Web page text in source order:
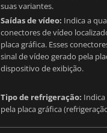
suas variantes.
Saídas de vídeo: Indica a
conectores de vídeo
placa gráfica. Esses
sinal de vídeo gerado pela
dispositivo de exibição.
Tipo de refrigeração:
pela placa gráfica